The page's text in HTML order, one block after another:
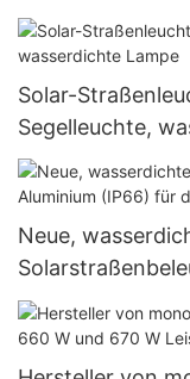
W, 360 W und
Solar-
Segelleuchte,
Neue,
für den